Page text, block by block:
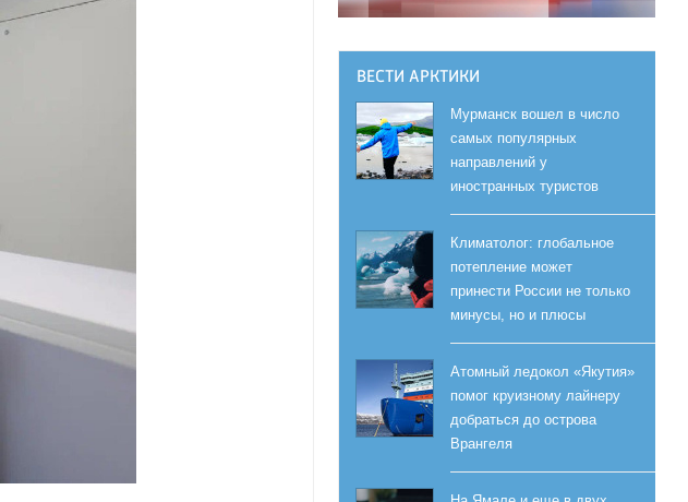
ВЕСТИ АРКТИКИ
Мурманск вошел в число
самых популярных
направлений у
иностранных туристов
Климатолог: глобальное
потепление может
принести России не только
минусы, но и плюсы
Атомный ледокол «Якутия»
помог круизному лайнеру
добраться до острова
Врангеля